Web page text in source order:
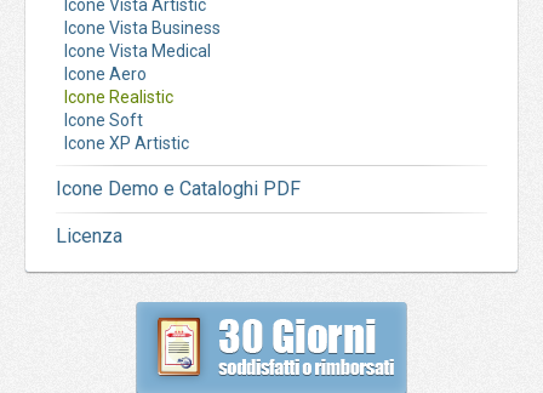
Icone Vista Artistic
Icone Vista Business
Icone Vista Medical
Icone Aero
Icone Realistic
Icone Soft
Icone XP Artistic
Icone Demo e Cataloghi PDF
Licenza